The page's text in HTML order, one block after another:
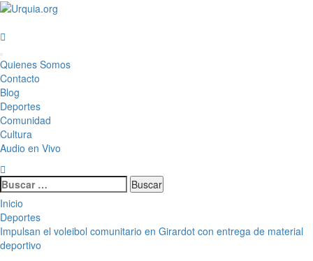
Saltar
contenido
Menú
principal
Quienes Somos
Contacto
Blog
Deportes
Comunidad
Cultura
Audio en Vivo
Buscar:
Inicio
Deportes
Impulsan el voleibol comunitario en Girardot con entrega de material
deportivo